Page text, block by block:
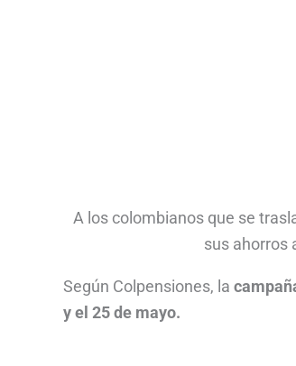
A los colombianos que se
sus ahorros
Según Colpensiones, la
y el 25 de mayo.